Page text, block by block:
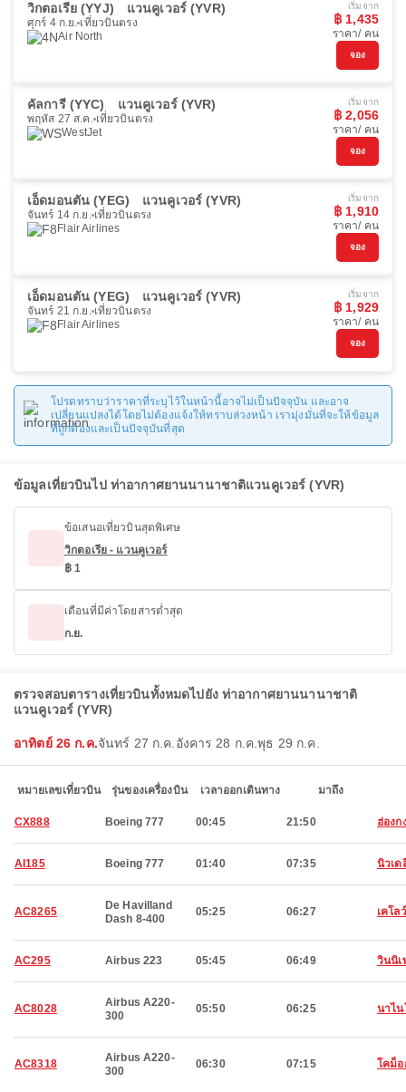
วิกตอเรีย (YYJ) แวนคูเวอร์ (YVR)
ศุกร์ 4 ก.ย. เที่ยวบินตรง
Air North
เริ่มจาก
฿ 1,435
ราคา/ คน
จอง
คัลการี (YYC) แวนคูเวอร์ (YVR)
พฤหัส 27 ส.ค. เที่ยวบินตรง
WestJet
เริ่มจาก
฿ 2,056
ราคา/ คน
จอง
เอ็ดมอนตัน (YEG) แวนคูเวอร์ (YVR)
จันทร์ 14 ก.ย. เที่ยวบินตรง
Flair Airlines
เริ่มจาก
฿ 1,910
ราคา/ คน
จอง
เอ็ดมอนตัน (YEG) แวนคูเวอร์ (YVR)
จันทร์ 21 ก.ย. เที่ยวบินตรง
Flair Airlines
เริ่มจาก
฿ 1,929
ราคา/ คน
จอง
โปรดทราบว่าราคาที่ระบุไว้ในหน้านี้อาจไม่เป็นปัจจุบัน และอาจ
เปลี่ยนแปลงได้โดยไม่ต้องแจ้งให้ทราบล่วงหน้า เรามุ่งมั่นที่จะให้ข้อมูล
ที่ถูกต้องและเป็นปัจจุบันที่สุด
ข้อมูลเที่ยวบินไป ท่าอากาศยานนานาชาติแวนคูเวอร์ (YVR)
ข้อเสนอเที่ยวบินสุดพิเศษ
วิกตอเรีย - แวนคูเวอร์
฿ 1
เดือนที่มีค่าโดยสารต่ำสุด
ก.ย.
ตรวจสอบตารางเที่ยวบินทั้งหมดไปยัง ท่าอากาศยานนานาชาติ
แวนคูเวอร์ (YVR)
อาทิตย์ 26 ก.ค.จันทร์ 27 ก.ค. อังคาร 28 ก.ค.พุธ 29 ก.ค.
หมายเลขเที่ยวบิน รุ่นของเครื่องบิน เวลาออกเดินทาง มาถึง
CX888 Boeing 777 00:45 21:50 ฮ่องก
AI185 Boeing 777 01:40 07:35 นิวเด
AC8265
De Havilland
Dash 8-400
05:25 06:27 เคโล
AC295 Airbus 223 05:45 06:49 วินนิเ
AC8028
Airbus A220-
300
05:50 06:25 นาไน
AC8318
Airbus A220-
300
06:30 07:15 โคม็